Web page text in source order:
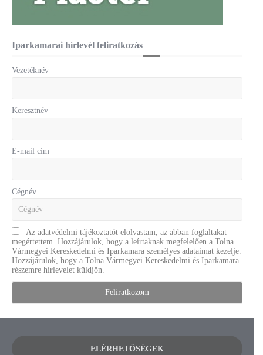
Iparkamarai hírlevél feliratkozás
Vezetéknév
Keresztnév
E-mail cím
Cégnév
Az adatvédelmi tájékoztatót elolvastam, az abban foglaltakat
megértettem. Hozzájárulok, hogy a leírtaknak megfelelően a Tolna
Vármegyei Kereskedelmi és Iparkamara személyes adataimat kezelje.
Hozzájárulok, hogy a Tolna Vármegyei Kereskedelmi és Iparkamara
részemre hírlevelet küldjön.
ELÉRHETŐSÉGEK